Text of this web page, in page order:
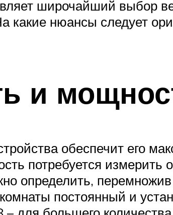
широчайший выбор
нюансы следует
и
обеспечит его
потребуется
определить,
постоянный и